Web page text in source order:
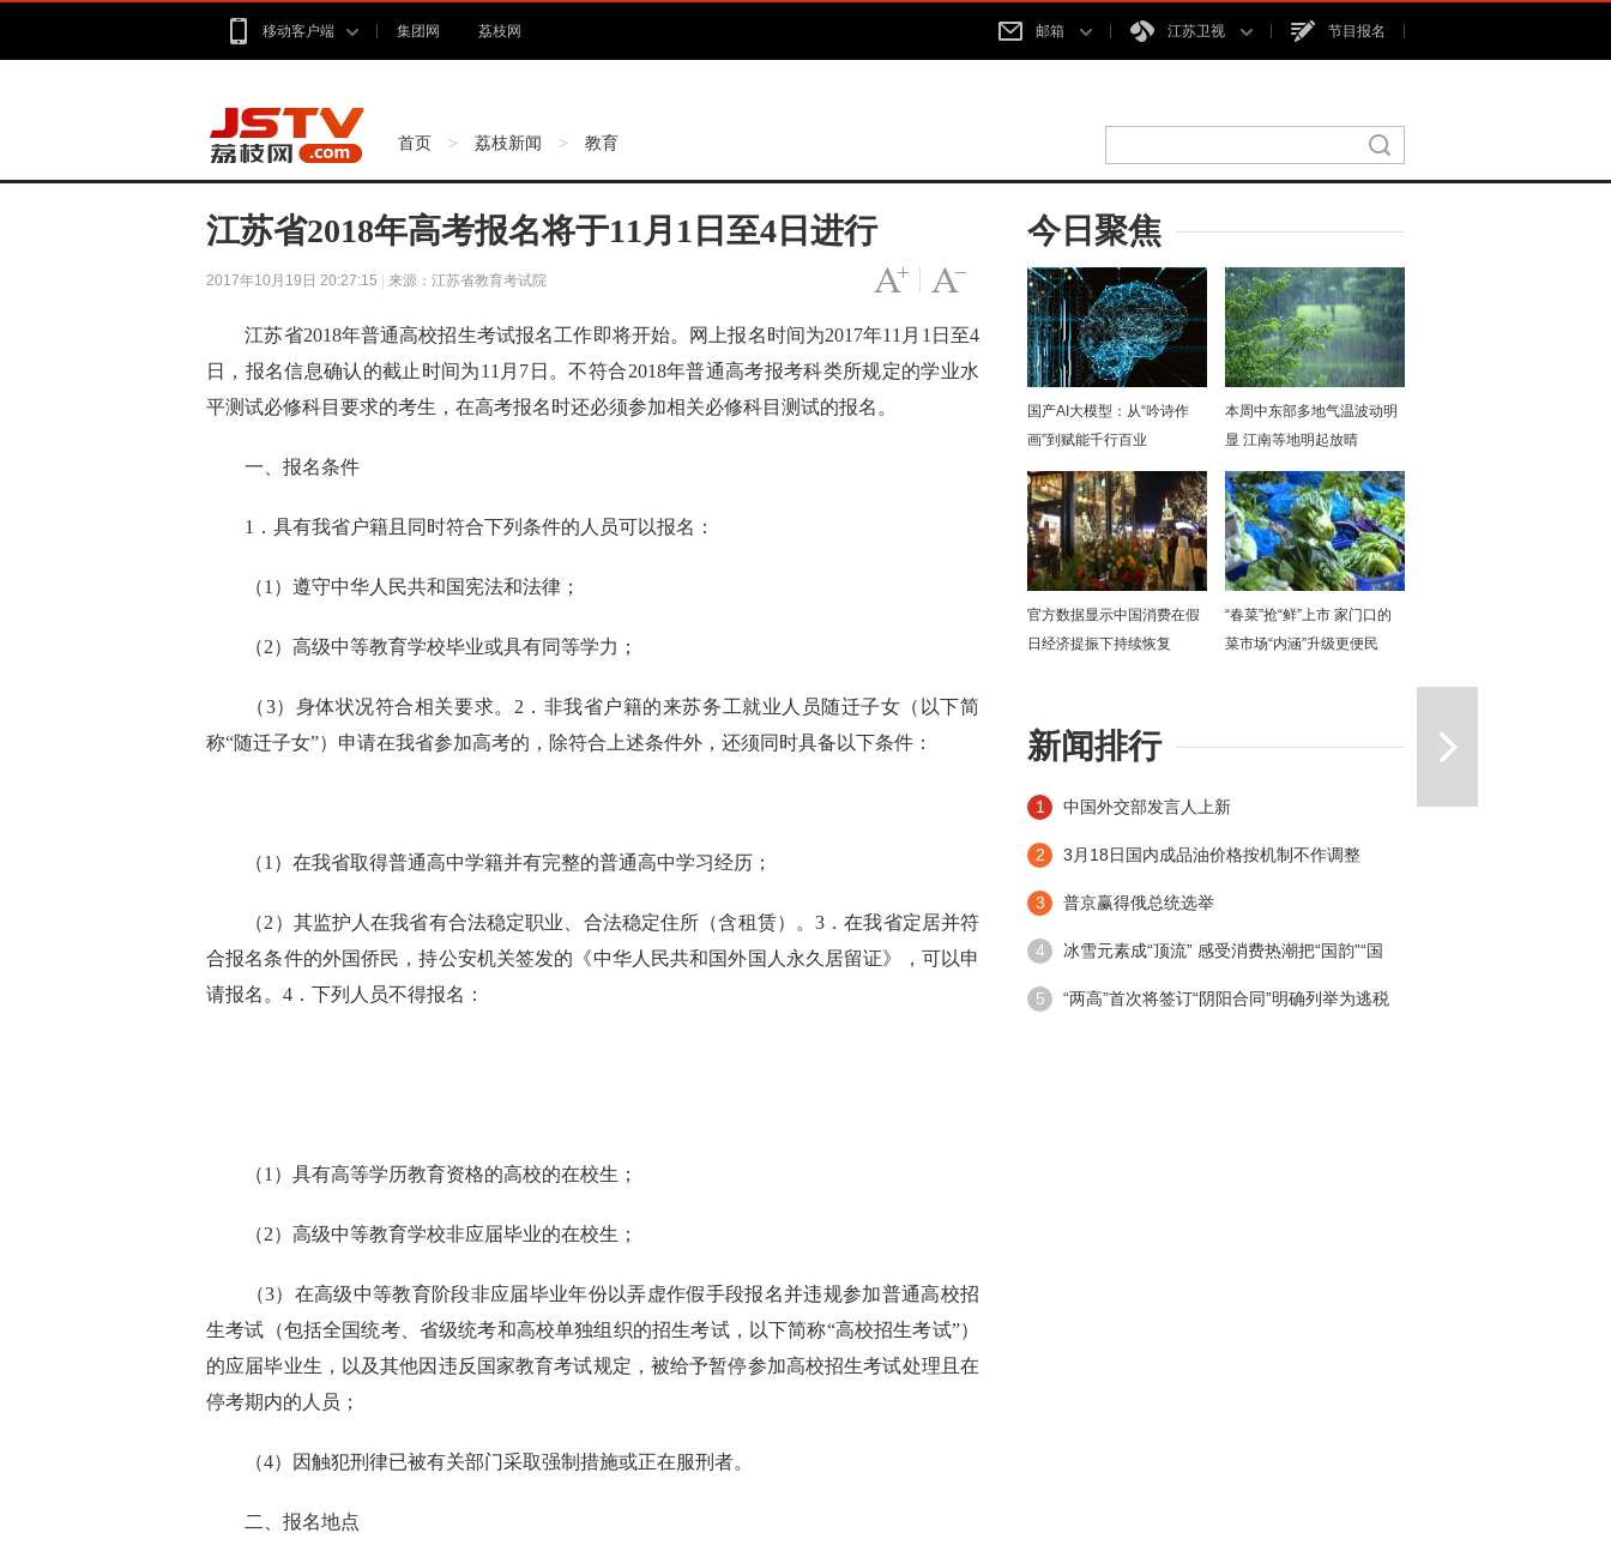
移动客户端 集团网 荔枝网 邮箱 江苏卫视 节目报名
首页 > 荔枝新闻 > 教育
江苏省2018年高考报名将于11月1日至4日进行
2017年10月19日 20:27:15 来源：江苏省教育考试院 字号变小
江苏省2018年普通高校招生考试报名工作即将开始。网上报名时间为201 7年11月1日至4
日，报名信息确认的截止时间为11月7日。不符合2018年普通高考报考科类所规定的学业水
平测试必修科目要求的考生，在高考报名时还必须参加相关必修科目测试的报名。
一、报名条件
1．具有我省户籍且同时符合下列条件的人员可以报名：
（1）遵守中华人民共和国宪法和法律；
（2）高级中等教育学校毕业或具有同等学力；
（3）身体状况符合相关要求。 2．非我省户籍的来苏务工就业人员随迁子女（以下简
称“随迁子女”）申请在我省参加高考的，除符合上述条件外，还须同时具备以下条件：
（1）在我省取得普通高中学籍并有完整的普通高中学习经历；
（2）其监护人在我省有合法稳定职业、合法稳定住所（含租赁）。 3．在我省定居并符
合报名条件的外国侨民，持公安机关签发的《中华人民共和国外国人永久居留证》，可以申
请报名。 4．下列人员不得报名：
（1）具有高等学历教育资格的高校的在校生；
（2）高级中等教育学校非应届毕业的在校生；
（3）在高级中等教育阶段非应届毕业年份以弄虚作假手段报名并违规参加普通高校招
生考试（包括全国统考、省级统考和高校单独组织的招生考试，以下简称“高校招生考试”）
的应届毕业生，以及其他因违反国家教育考试规定，被给予暂停参加高校招生考试处理且在
停考期内的人员；
（4）因触犯刑律已被有关部门采取强制措施或正在服刑者。
二、报名地点
今日聚焦
国产AI大模型：从“吟诗作
画”到赋能千行百业
本周中东部多地气温波动明
显 江南等地明起放晴
官方数据显示中国消费在假
日经济提振下持续恢复
“春菜”抢“鲜”上市 家门口的
菜市场“内涵”升级更便民
新闻排行
1 中国外交部发言人上新
2 3月18日国内成品油价格按机制不作调整
3 普京赢得俄总统选举
4 冰雪元素成“顶流” 感受消费热潮把“国韵”“国
潮”带回家
5 “两高”首次将签订“阴阳合同”明确列举为逃税